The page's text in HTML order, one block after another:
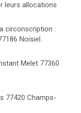
leurs allocations
circonscription :
Noisiel.
Melet 77360
77420 Champs-